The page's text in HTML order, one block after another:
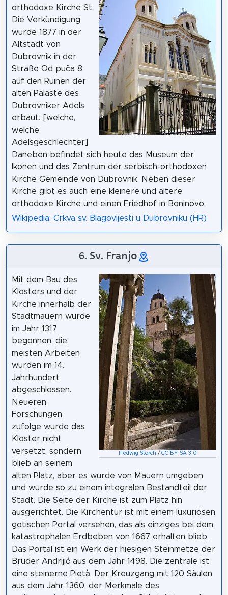
orthodoxe Kirche St.
Die Verkündigung
wurde 1877 in der
Altstadt von
Dubrovnik in der
Straße Od puča 8
auf den Ruinen der
alten Paläste des
Dubrovniker Adels
erbaut. [welche,
welche
Adelsgeschlechter]
Daneben befindet sich heute das Museum der
Ikonen und das Zentrum der serbisch-orthodoxen
Kirche Gemeinde von Dubrovnik. Neben dieser
Kirche gibt es auch eine kleinere und ältere
orthodoxe Kirche und einen Friedhof in Boninovo.
Wikipedia: Crkva sv. Blagovijesti u Dubrovniku (HR)
6. Sv. Franjo
Hedwig Storch / CC BY-SA 3.0
Mit dem Bau des
Klosters und der
Kirche innerhalb der
Stadtmauern wurde
im Jahr 1317
begonnen, die
meisten Arbeiten
wurden im 14.
Jahrhundert
abgeschlossen.
Neueren
Forschungen
zufolge wurde das
Kloster nicht
versetzt, sondern
blieb an seinem
alten Platz, aber es wurde von Mauern umgeben
und wurde so zu einem integralen Bestandteil der
Stadt. Die Seite der Kirche ist zum Platz hin
ausgerichtet. Die Kirchentür ist mit einem luxuriösen
gotischen Portal versehen, das als einziges bei dem
katastrophalen Erdbeben von 1667 erhalten blieb.
Das Portal ist ein Werk der hiesigen Steinmetze der
Brüder Andrijić aus dem Jahr 1498. Die zentrale ist
eine steinerne Pietà. Der Kreuzgang mit 120 Säulen
aus dem Jahr 1360, der Merkmale des